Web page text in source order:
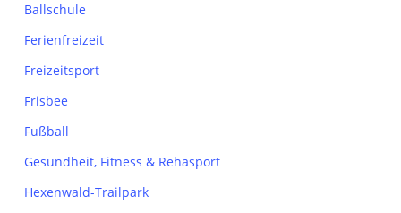
Ballschule
Ferienfreizeit
Freizeitsport
Frisbee
Fußball
Gesundheit, Fitness & Rehasport
Hexenwald-Trailpark